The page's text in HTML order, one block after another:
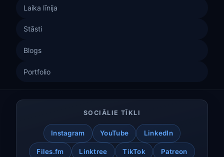
Laika līnija
Stāsti
Blogs
Portfolio
SOCIĀLIE TĪKLI
Instagram YouTube LinkedIn
Files.fm Linktree TikTok Patreon